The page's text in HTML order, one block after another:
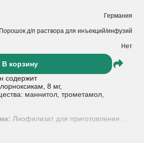
Германия
Порошок д/п раствора для инъекций/инфузий
Нет
В корзину
содержит
8 мг,
маннитол, трометамол,
Лиофилизат для приготовления
и внутримышечного введения 8